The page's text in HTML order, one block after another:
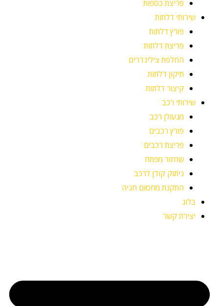
פריצת כספות
שירותי דלתות
פורץ דלתות
פריצת דלתות
החלפת צילינדרים
תיקון דלתות
קיצור דלתות
שירותי רכב
מנעולן רכב
פורץ רכבים
פריצת רכבים
שחזור מפתח
ניתוק קודן לרכב
התקנת מחסום חניה
בלוג
יצירת קשר